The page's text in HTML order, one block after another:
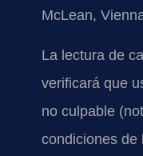
McLean,
La lectura de
verificará que
no culpable
condiciones de